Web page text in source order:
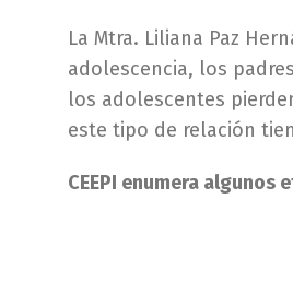
La Mtra. Liliana Paz
adolescencia, los
los adolescentes
este tipo de relación
CEEPI enumera